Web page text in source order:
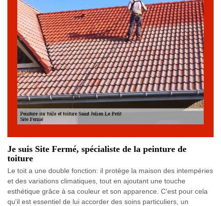
Je suis Site Fermé, spécialiste de la peinture de
toiture
Le toit a une double fonction: il protège la maison des intempéries
et des variations climatiques, tout en ajoutant une touche
esthétique grâce à sa couleur et son apparence. C'est pour cela
qu'il est essentiel de lui accorder des soins particuliers, un